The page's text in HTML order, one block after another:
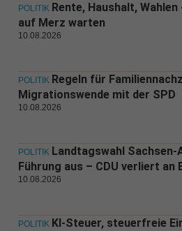
POLITIK Rente, Haushalt,
auf Merz warten
10.08.2026
POLITIK Regeln für
Migrationswende mit der SPD
10.08.2026
POLITIK Landtagswahl
Führung aus – CDU verliert an
10.08.2026
POLITIK KI-Steuer, steuerfreie